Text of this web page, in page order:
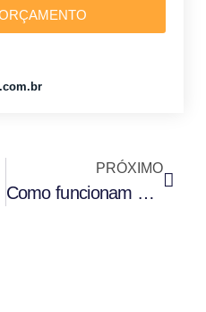
PRÓXIMO
Como funcionam as tarifas de energia para quem tem energia solar?